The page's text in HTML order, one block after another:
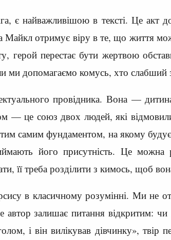
є найважливішою в тексті. Це акт
Майкл отримує віру в те, що життя
герой перестає бути жертвою
ми допомагаємо комусь, хто слабший
провідника. Вона —
— це союз двох людей, які
самим фундаментом, на якому
його присутність. Це можна
її треба розділити з кимось, щоб
в класичному розумінні. Ми не
залишає питання відкритим:
і він вилікував дівчинку», твір